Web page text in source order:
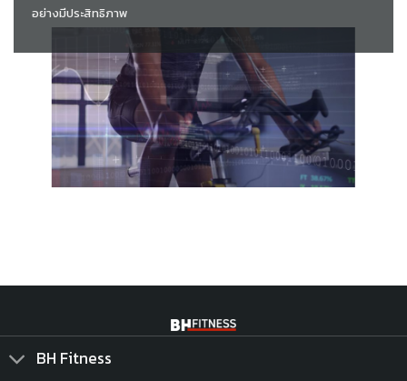
อย่างมีประสิทธิภาพ
BH Fitness